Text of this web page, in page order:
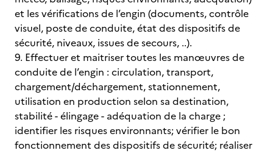
et les vérifications de l’engin (documents, contrôle
visuel, poste de conduite, état des dispositifs de
sécurité, niveaux, issues de secours, ..).
9. Effectuer et maitriser toutes les manœuvres de
conduite de l’engin : circulation, transport,
chargement/déchargement, stationnement,
utilisation en production selon sa destination,
stabilité - élingage - adéquation de la charge ;
identifier les risques environnants; vérifier le bon
fonctionnement des dispositifs de sécurité; réaliser